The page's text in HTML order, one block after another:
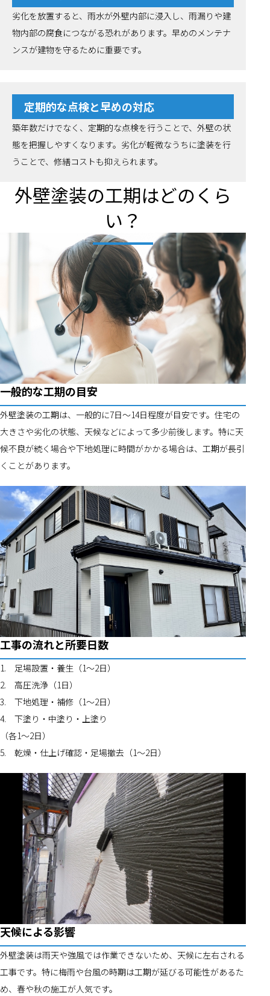
劣化を放置すると、雨水が外壁内部に浸入し、雨漏りや建
物内部の腐食につながる恐れがあります。早めのメンテナ
ンスが建物を守るために重要です。
定期的な点検と早めの対応
築年数だけでなく、定期的な点検を行うことで、外壁の状
態を把握しやすくなります。劣化が軽微なうちに塗装を行
うことで、修繕コストも抑えられます。
外壁塗装の工期はどのくら
い？
一般的な工期の目安
外壁塗装の工期は、一般的に7日〜14日程度が目安です。住宅の
大きさや劣化の状態、天候などによって多少前後します。特に天
候不良が続く場合や下地処理に時間がかかる場合は、工期が長引
くことがあります。
工事の流れと所要日数
1.	足場設置・養生（1〜2日）
2.	高圧洗浄（1日）
3.	下地処理・補修（1〜2日）
4.	下塗り・中塗り・上塗り
（各1〜2日）
5.	乾燥・仕上げ確認・足場撤去（1〜2日）
天候による影響
外壁塗装は雨天や強風では作業できないため、天候に左右される
工事です。特に梅雨や台風の時期は工期が延びる可能性があるた
め、春や秋の施工が人気です。